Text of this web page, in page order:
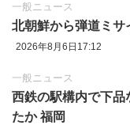
一般ニュース
北朝鮮から弾道ミサ
2026年8月6日17:12
一般ニュース
西鉄の駅構内で下品
たか 福岡